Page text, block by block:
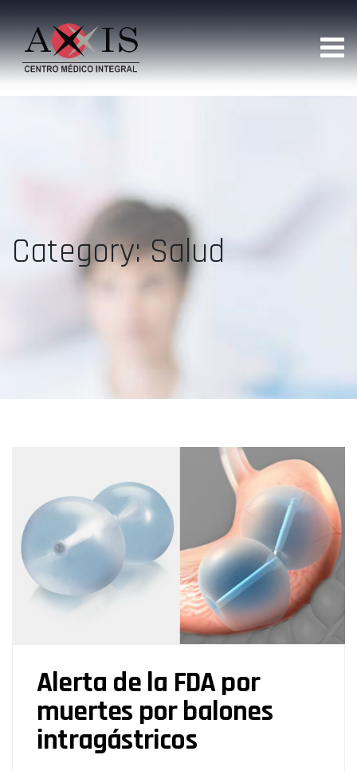
Category: Salud
Alerta de la FDA por
muertes por balones
intragástricos